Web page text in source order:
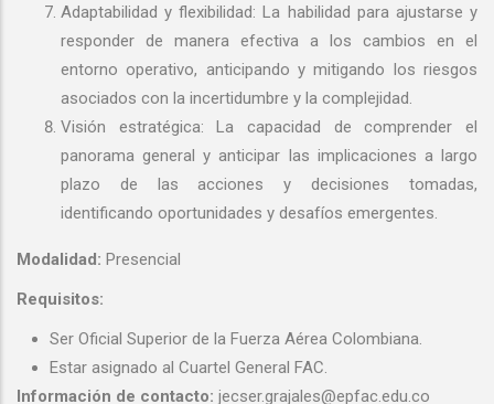
Adaptabilidad y flexibilidad: La habilidad para ajustarse y
responder de manera efectiva a los cambios en el
entorno operativo, anticipando y mitigando los riesgos
asociados con la incertidumbre y la complejidad.
Visión estratégica: La capacidad de comprender el
panorama general y anticipar las implicaciones a largo
plazo de las acciones y decisiones tomadas,
identificando oportunidades y desafíos emergentes.
Modalidad: Presencial
Requisitos:
Ser Oficial Superior de la Fuerza Aérea Colombiana.
Estar asignado al Cuartel General FAC.
Información de contacto: jecser.grajales@epfac.edu.co